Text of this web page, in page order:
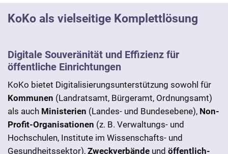
KoKo als vielseitige Komplettlösung
Digitale Souveränität und Effizienz für
öffentliche Einrichtungen
KoKo bietet Digitalisierungsunterstützung sowohl für
Kommunen (Landratsamt, Bürgeramt, Ordnungsamt)
als auch Ministerien (Landes- und Bundesebene), Non-
Profit-Organisationen (z. B. Verwaltungs- und
Hochschulen, Institute im Wissenschafts- und
Gesundheitssektor), Zweckverbände und öffentlich-